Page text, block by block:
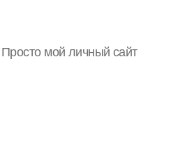
Просто мой личный сайт